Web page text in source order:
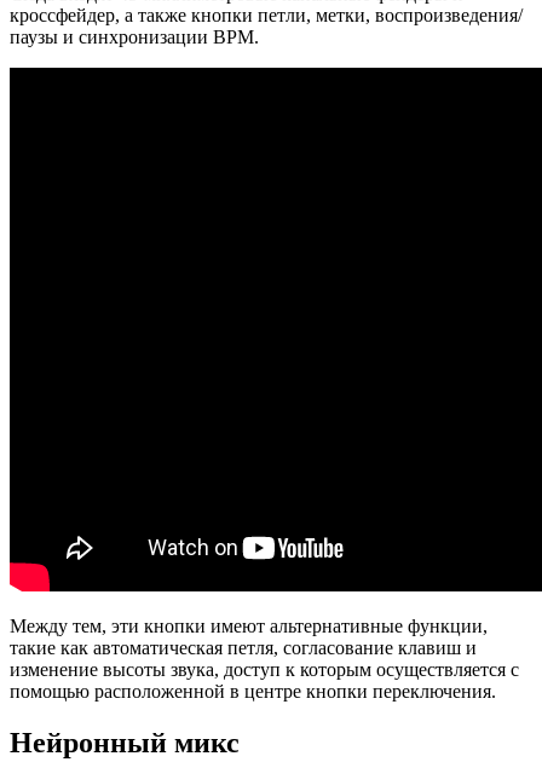
кроссфейдер, а также кнопки петли, метки, воспроизведения/
паузы и синхронизации BPM.
Между тем, эти кнопки имеют альтернативные функции,
такие как автоматическая петля, согласование клавиш и
изменение высоты звука, доступ к которым осуществляется с
помощью расположенной в центре кнопки переключения.
Нейронный микс